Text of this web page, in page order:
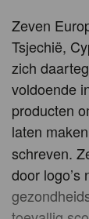
Zeven
Tsjechië,
zich
voldoende
producten
laten
schreven.
door logo’s